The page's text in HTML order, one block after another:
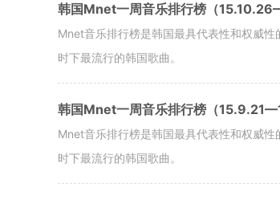
韩国Mnet一周音乐排行榜（
Mnet音乐排行榜是韩国最具代表性和权威
时下最流行的韩国歌曲。
韩国Mnet一周音乐排行榜（
Mnet音乐排行榜是韩国最具代表性和权威
时下最流行的韩国歌曲。